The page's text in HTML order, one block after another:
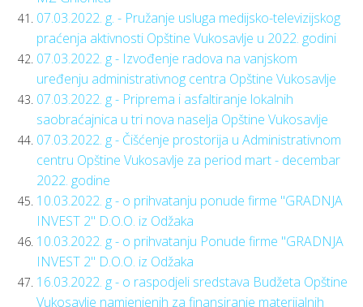
07.03.2022. g. - Pružanje usluga medijsko-televizijskog
praćenja aktivnosti Opštine Vukosavlje u 2022. godini
07.03.2022. g - Izvođenje radova na vanjskom
uređenju administrativnog centra Opštine Vukosavlje
07.03.2022. g - Priprema i asfaltiranje lokalnih
saobraćajnica u tri nova naselja Opštine Vukosavlje
07.03.2022. g - Čišćenje prostorija u Administrativnom
centru Opštine Vukosavlje za period mart - decembar
2022. godine
10.03.2022. g - o prihvatanju ponude firme "GRADNJA
INVEST 2" D.O.O. iz Odžaka
10.03.2022. g - o prihvatanju Ponude firme "GRADNJA
INVEST 2" D.O.O. iz Odžaka
16.03.2022. g - o raspodjeli sredstava Budžeta Opštine
Vukosavlje namjenjenih za finansiranje materijalnih